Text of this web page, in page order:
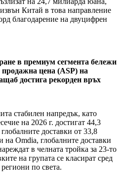
Китай в това направление
благодарение на двуцифрен
в премиум сегмента бележи
продажна цена (ASP) на
достига рекорден връх
стабилен напредък, като
на 2026 г. достигат 44,3
доставки от 33,8
Omdia, глобалните доставки
в челната тройка за 23-то
на групата се класират сред
по света.